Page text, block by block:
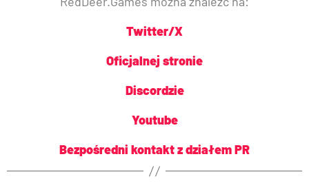
Twitter/X
Oficjalnej stronie
Discordzie
Youtube
Bezpośredni kontakt z działem PR